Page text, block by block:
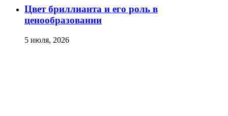
Цвет бриллианта и его роль в
ценообразовании
5 июля, 2026